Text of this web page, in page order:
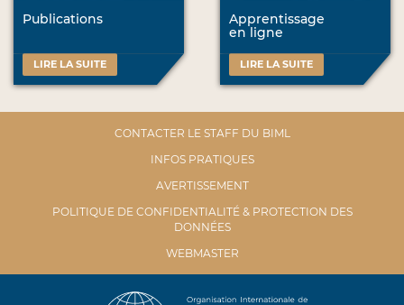
Publications
LIRE LA SUITE
Apprentissage
en ligne
LIRE LA SUITE
CONTACTER LE STAFF DU BIML
INFOS PRATIQUES
AVERTISSEMENT
POLITIQUE DE CONFIDENTIALITÉ & PROTECTION DES
DONNÉES
WEBMASTER